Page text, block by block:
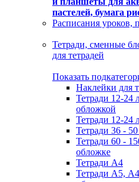
пастелей, бумага
Расписания уроков,
Тетради, сменные
для тетрадей
Показать
Наклейки для
Тетради 12-24
обложкой
Тетради 12-24
Тетради 36 -
Тетради 60 -
обложке
Тетради А4
Тетради А5,